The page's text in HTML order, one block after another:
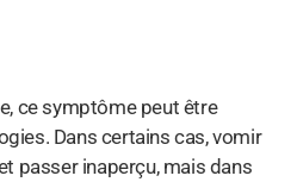
ce symptôme peut être
Dans certains cas, vomir
passer inaperçu, mais dans